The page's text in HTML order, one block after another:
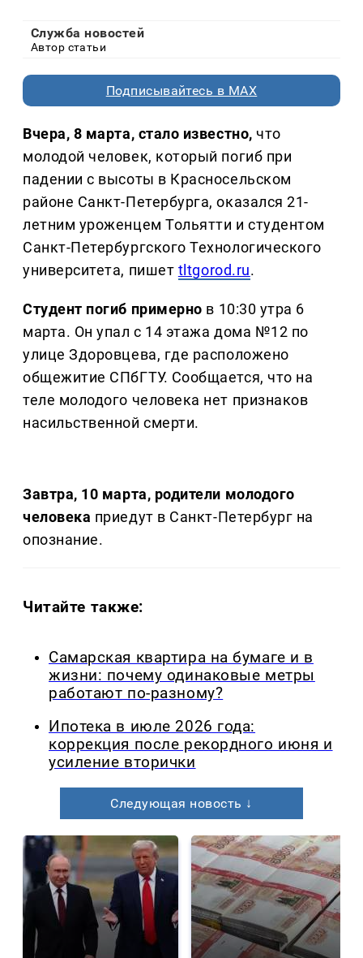
Служба новостей
Автор статьи
Подписывайтесь в MAX
Вчера, 8 марта, стало известно, что
молодой человек, который погиб при
падении с высоты в Красносельском
районе Санкт-Петербурга, оказался 21-
летним уроженцем Тольятти и студентом
Санкт-Петербургского Технологического
университета, пишет tltgorod.ru.
Студент погиб примерно в 10:30 утра 6
марта. Он упал с 14 этажа дома №12 по
улице Здоровцева, где расположено
общежитие СПбГТУ. Сообщается, что на
теле молодого человека нет признаков
насильственной смерти.
Завтра, 10 марта, родители молодого
человека приедут в Санкт-Петербург на
опознание.
Читайте также:
Самарская квартира на бумаге и в
жизни: почему одинаковые метры
работают по-разному?
Ипотека в июле 2026 года:
коррекция после рекордного июня и
усиление вторички
Следующая новость ↓